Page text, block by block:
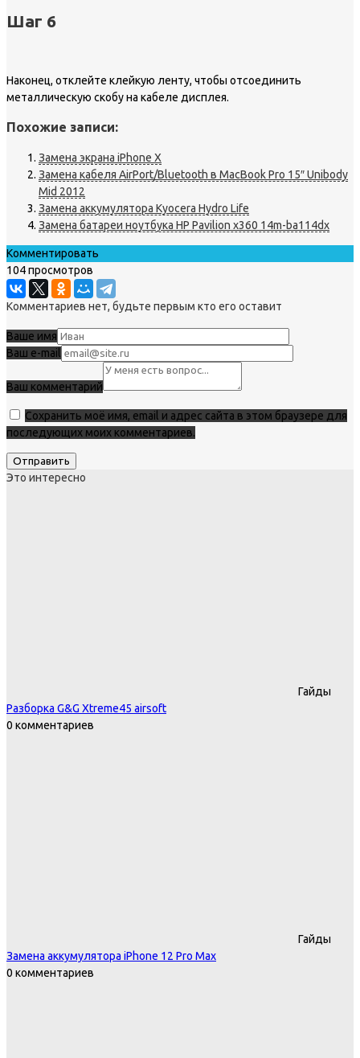
Шаг 6
Наконец, отклейте клейкую ленту, чтобы отсоединить
металлическую скобу на кабеле дисплея.
Похожие записи:
Замена экрана iPhone X
Замена кабеля AirPort/Bluetooth в MacBook Pro 15″ Unibody
Mid 2012
Замена аккумулятора Kyocera Hydro Life
Замена батареи ноутбука HP Pavilion x360 14m-ba114dx
Комментировать
104 просмотров
Комментариев нет, будьте первым кто его оставит
Ваше имя
Ваш e-mail
Ваш комментарий
Сохранить моё имя, email и адрес сайта в этом браузере для
последующих моих комментариев.
Это интересно
Гайды
Разборка G&G Xtreme45 airsoft
0 комментариев
Гайды
Замена аккумулятора iPhone 12 Pro Max
0 комментариев